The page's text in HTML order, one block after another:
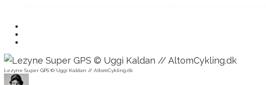
Lezyne Super GPS © Uggi Kaldan // AltomCykling.dk